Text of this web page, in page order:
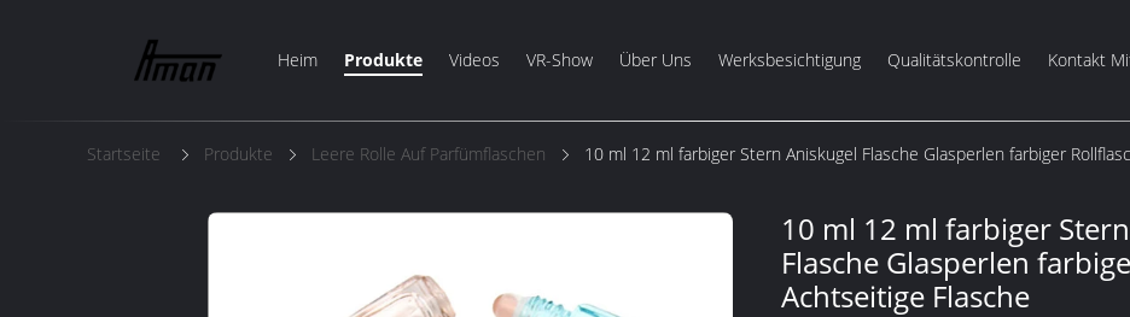
Heim Produkte Videos VR-Show Über Uns Werksbesichtigung Qualitätskontrolle Kontakt
Startseite Produkte Leere Rolle Auf Parfümflaschen 10 ml 12 ml farbiger Stern Aniskugel Flasche Glasperlen farbiger
10 ml 12 ml farbiger
Flasche Glasperlen
Achtseitige Flasche